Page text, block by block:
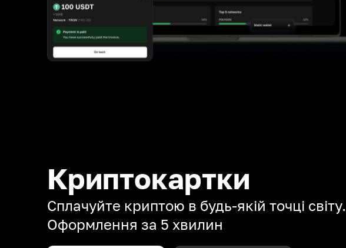
Криптокартки
Сплачуйте криптою в будь-якій точці світу.
Оформлення за 5 хвилин